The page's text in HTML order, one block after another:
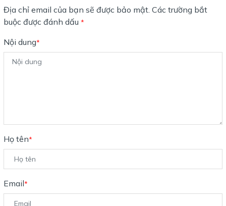
Địa chỉ email của bạn sẽ được bảo mật. Các trường bắt
buộc được đánh dấu *
Nội dung*
Họ tên*
Email*